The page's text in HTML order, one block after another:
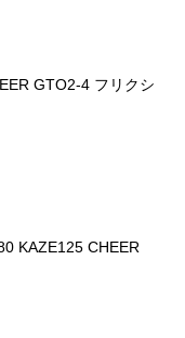
GTO2-4 フリクシ
KAZE125 CHEER